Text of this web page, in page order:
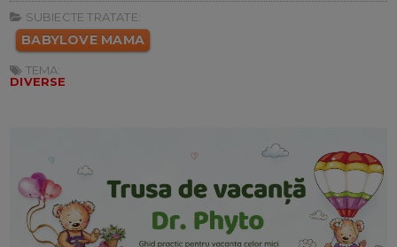
SUBIECTE TRATATE:
BABYLOVE MAMA
TEMA:
DIVERSE